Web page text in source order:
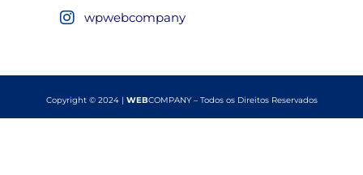
wpwebcompany
Copyright © 2024 | WEBCOMPANY – Todos os Direitos Reservados